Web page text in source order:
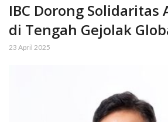
IBC Dorong Solidaritas
di Tengah Gejolak
23 April 2025